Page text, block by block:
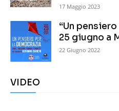
17 Maggio 2023
“Un
25 giugno a
22 Giugno 2022
VIDEO